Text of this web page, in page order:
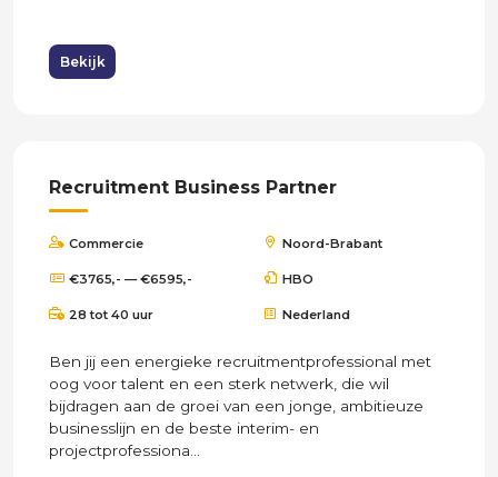
Bekijk
Recruitment Business Partner
Commercie Noord-Brabant
€3765,- — €6595,- HBO
28 tot 40 uur Nederland
Ben jij een energieke recruitmentprofessional met
oog voor talent en een sterk netwerk, die wil
bijdragen aan de groei van een jonge, ambitieuze
businesslijn en de beste interim- en
projectprofessiona...